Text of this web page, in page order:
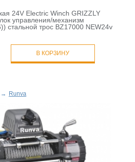
24V Electric Winch GRIZZLY
управления/механизм
стальной трос BZ17000 NEW24v
В КОРЗИНУ
→ Runva